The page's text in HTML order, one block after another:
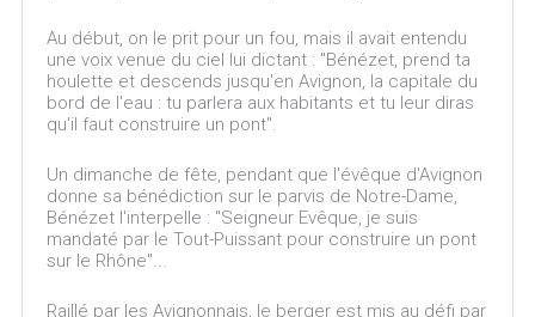
Au début, on le prit pour un fou, mais il avait entendu
une voix venue du ciel lui dictant : "Bénézet, prend ta
houlette et descends jusqu'en Avignon, la capitale du
bord de l'eau : tu parlera aux habitants et tu leur diras
qu'il faut construire un pont".
Un dimanche de fête, pendant que l'évêque d'Avignon
donne sa bénédiction sur le parvis de Notre-Dame,
Bénézet l'interpelle : "Seigneur Evêque, je suis
mandaté par le Tout-Puissant pour construire un pont
sur le Rhône"...
Raillé par les Avignonnais, le berger est mis au défi par